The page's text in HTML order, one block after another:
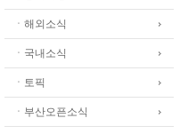
ㆍ해외소식
ㆍ국내소식
ㆍ토픽
ㆍ부산오픈소식